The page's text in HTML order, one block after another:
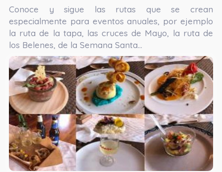
Conoce y sigue las rutas que se crean
especialmente para eventos anuales, por ejemplo
la ruta de la tapa, las cruces de Mayo, la ruta de
los Belenes, de la Semana Santa…